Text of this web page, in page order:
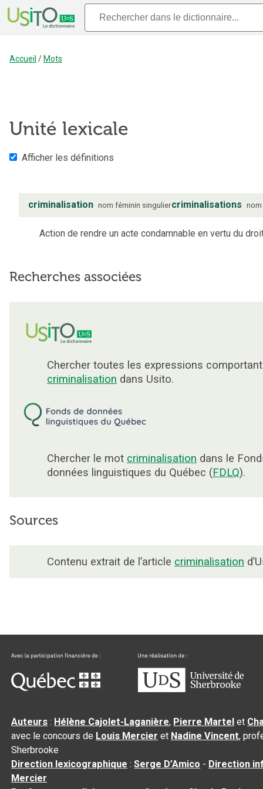
Accueil / Mots
Unité lexicale
Afficher les définitions
criminalisation nom féminin singuliercriminalisations nom
Action de rendre un acte condamnable en vertu du
Recherches associées
Chercher toutes les expressions
criminalisation dans Usito.
Chercher le mot criminalisation dans le
données linguistiques du Québec (FDLQ).
Sources
Contenu extrait de l’article criminalisation
Auteurs : Hélène Cajolet-Laganière, Pierre Martel et
avec le concours de Louis Mercier et Nadine Vincent,
Sherbrooke
Direction lexicographique :Serge D’Amico - Direction
Mercier